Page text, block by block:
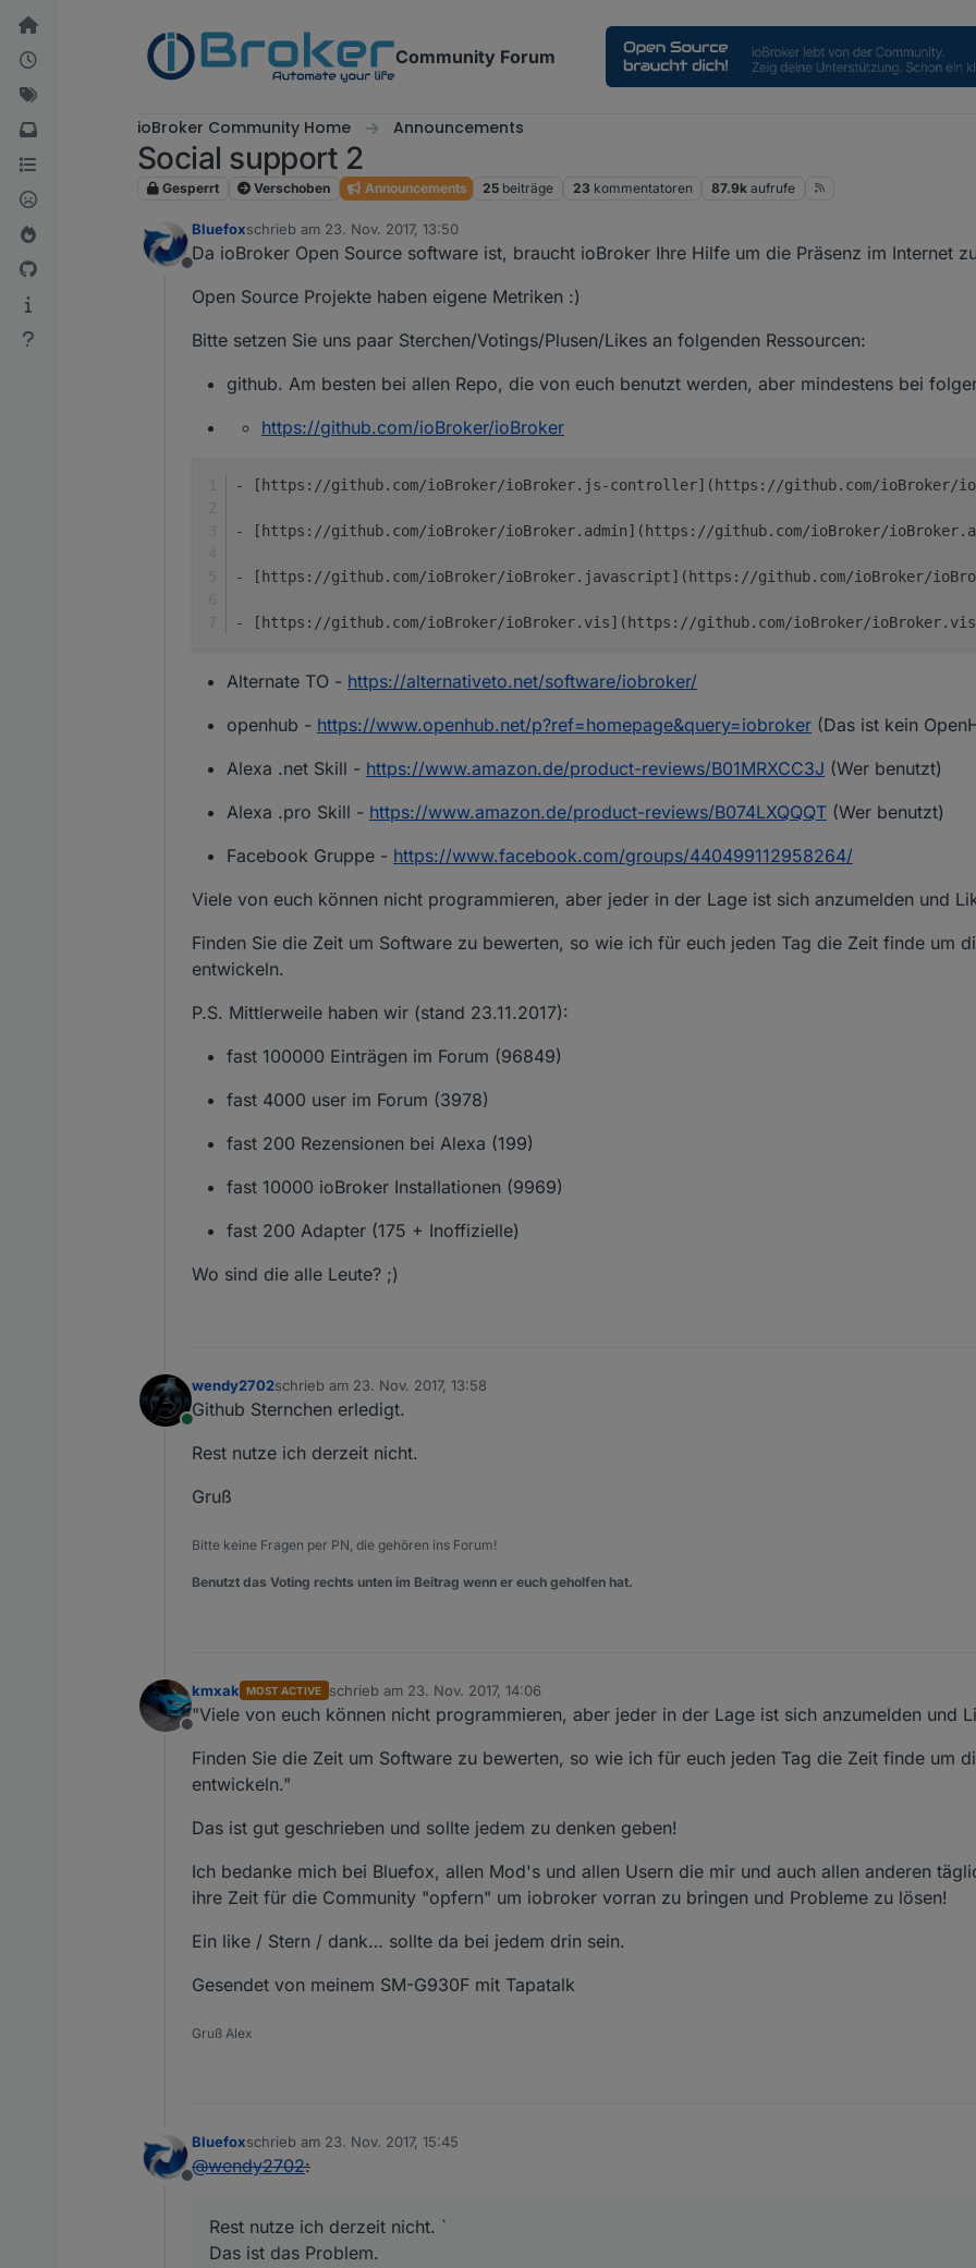
Weiter zum Inhalt
Community Forum
ioBroker Community Home Announcements
Social support 2
Gesperrt Verschoben Announcements 25 beiträge 23 kommentatoren 87.9k aufrufe
Offline
Bluefoxschrieb am 23. Nov. 2017, 13:50
zuletzt editiert von
Da ioBroker Open Source software ist, braucht ioBroker Ihre Hilfe um die Präsenz im Internet
Open Source Projekte haben eigene Metriken :)
Bitte setzen Sie uns paar Sterchen/Votings/Plusen/Likes an folgenden Ressourcen:
github. Am besten bei allen Repo, die von euch benutzt werden, aber mindestens bei
https://github.com/ioBroker/ioBroker
- [https://github.com/ioBroker/ioBroker.js-controller](https://github.com/ioBroker/
- [https://github.com/ioBroker/ioBroker.admin](https://github.com/ioBroker/
- [https://github.com/ioBroker/ioBroker.javascript](https://github.com/ioBroker/
- [https://github.com/ioBroker/ioBroker.vis](https://github.com/ioBroker/
Alternate TO - https://alternativeto.net/software/iobroker/
openhub - https://www.openhub.net/p?ref=homepage&query=iobroker (Das ist kein
Alexa .net Skill - https://www.amazon.de/product-reviews/B01MRXCC3J (Wer benutzt)
Alexa .pro Skill - https://www.amazon.de/product-reviews/B074LXQQQT (Wer benutzt)
Facebook Gruppe - https://www.facebook.com/groups/440499112958264/
Viele von euch können nicht programmieren, aber jeder in der Lage ist sich anzumelden und
Finden Sie die Zeit um Software zu bewerten, so wie ich für euch jeden Tag die Zeit finde um
entwickeln.
P.S. Mittlerweile haben wir (stand 23.11.2017):
fast 100000 Einträgen im Forum (96849)
fast 4000 user im Forum (3978)
fast 200 Rezensionen bei Alexa (199)
fast 10000 ioBroker Installationen (9969)
fast 200 Adapter (175 + Inoffizielle)
Wo sind die alle Leute? ;)
Online
wendy2702schrieb am 23. Nov. 2017, 13:58
zuletzt editiert von
Github Sternchen erledigt.
Rest nutze ich derzeit nicht.
Gruß
Bitte keine Fragen per PN, die gehören ins Forum!
Benutzt das Voting rechts unten im Beitrag wenn er euch geholfen hat.
Offline
kmxak MOST ACTIVE schrieb am 23. Nov. 2017, 14:06
zuletzt editiert von
"Viele von euch können nicht programmieren, aber jeder in der Lage ist sich anzumelden und
Finden Sie die Zeit um Software zu bewerten, so wie ich für euch jeden Tag die Zeit finde um
entwickeln."
Das ist gut geschrieben und sollte jedem zu denken geben!
Ich bedanke mich bei Bluefox, allen Mod's und allen Usern die mir und auch allen anderen
ihre Zeit für die Community "opfern" um iobroker vorran zu bringen und Probleme zu lösen!
Ein like / Stern / dank… sollte da bei jedem drin sein.
Gesendet von meinem SM-G930F mit Tapatalk
Gruß Alex
Offline
Bluefoxschrieb am 23. Nov. 2017, 15:45
zuletzt editiert von
@wendy2702:
Rest nutze ich derzeit nicht. `
Das ist das Problem.